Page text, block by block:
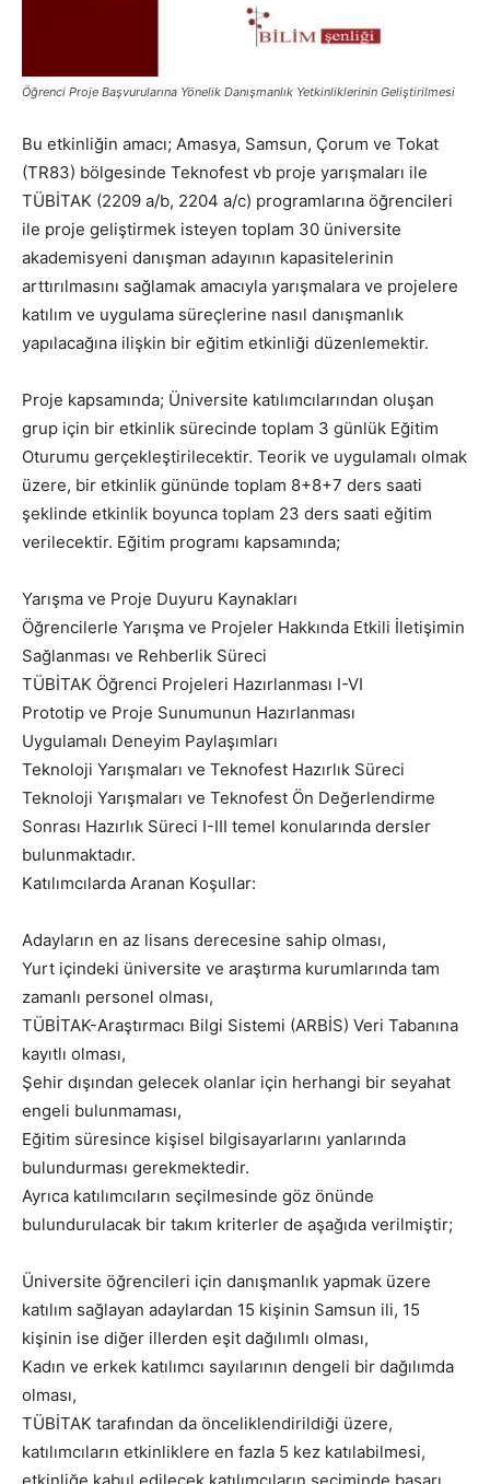
Öğrenci Proje Başvurularına Yönelik Danışmanlık Yetkinliklerinin Geliştirilmesi
Bu etkinliğin amacı; Amasya, Samsun, Çorum ve Tokat
(TR83) bölgesinde Teknofest vb proje yarışmaları ile
TÜBİTAK (2209 a/b, 2204 a/c) programlarına öğrencileri
ile proje geliştirmek isteyen toplam 30 üniversite
akademisyeni danışman adayının kapasitelerinin
arttırılmasını sağlamak amacıyla yarışmalara ve projelere
katılım ve uygulama süreçlerine nasıl danışmanlık
yapılacağına ilişkin bir eğitim etkinliği düzenlemektir.
Proje kapsamında; Üniversite katılımcılarından oluşan
grup için bir etkinlik sürecinde toplam 3 günlük Eğitim
Oturumu gerçekleştirilecektir. Teorik ve uygulamalı olmak
üzere, bir etkinlik gününde toplam 8+8+7 ders saati
şeklinde etkinlik boyunca toplam 23 ders saati eğitim
verilecektir. Eğitim programı kapsamında;
Yarışma ve Proje Duyuru Kaynakları
Öğrencilerle Yarışma ve Projeler Hakkında Etkili İletişimin
Sağlanması ve Rehberlik Süreci
TÜBİTAK Öğrenci Projeleri Hazırlanması I-VI
Prototip ve Proje Sunumunun Hazırlanması
Uygulamalı Deneyim Paylaşımları
Teknoloji Yarışmaları ve Teknofest Hazırlık Süreci
Teknoloji Yarışmaları ve Teknofest Ön Değerlendirme
Sonrası Hazırlık Süreci I-III temel konularında dersler
bulunmaktadır.
Katılımcılarda Aranan Koşullar:
Adayların en az lisans derecesine sahip olması,
Yurt içindeki üniversite ve araştırma kurumlarında tam
zamanlı personel olması,
TÜBİTAK-Araştırmacı Bilgi Sistemi (ARBİS) Veri Tabanına
kayıtlı olması,
Şehir dışından gelecek olanlar için herhangi bir seyahat
engeli bulunmaması,
Eğitim süresince kişisel bilgisayarlarını yanlarında
bulundurması gerekmektedir.
Ayrıca katılımcıların seçilmesinde göz önünde
bulundurulacak bir takım kriterler de aşağıda verilmiştir;
Üniversite öğrencileri için danışmanlık yapmak üzere
katılım sağlayan adaylardan 15 kişinin Samsun ili, 15
kişinin ise diğer illerden eşit dağılımlı olması,
Kadın ve erkek katılımcı sayılarının dengeli bir dağılımda
olması,
TÜBİTAK tarafından da önceliklendirildiği üzere,
katılımcıların etkinliklere en fazla 5 kez katılabilmesi,